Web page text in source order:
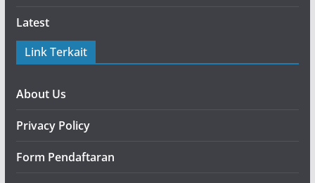
Latest
Link Terkait
About Us
Privacy Policy
Form Pendaftaran